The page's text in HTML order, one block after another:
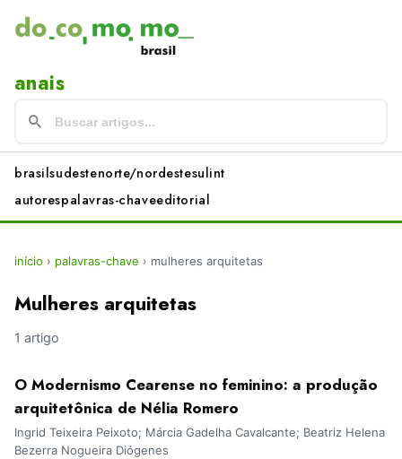
anais
brasilsudestenorte/nordestesulint
autorespalavras-chaveeditorial
início › palavras-chave › mulheres arquitetas
Mulheres arquitetas
1 artigo
O Modernismo Cearense no feminino: a produção
arquitetônica de Nélia Romero
Ingrid Teixeira Peixoto; Márcia Gadelha Cavalcante; Beatriz Helena
Bezerra Nogueira Diógenes